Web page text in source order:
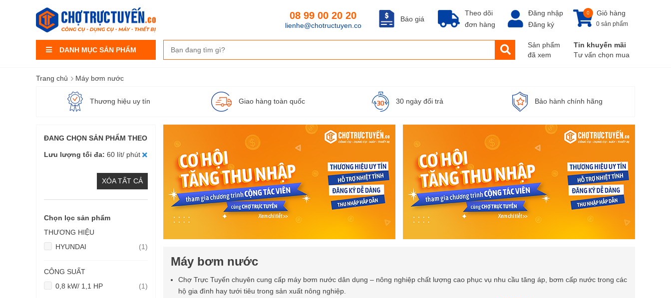
DANH MỤC SẢN PHẨM
Theo dõi
đơn hàng
Báo giá
08 99 00 20 20
lienhe@chotructuyen.co
Đăng nhập
Đăng ký
Giỏ hàng
0
0 sản phẩm
Sản phẩm
đã xem
Tin khuyến mãi
Tư vấn chọn mua
Trang chủ › Máy bơm nước
Thương hiệu uy tín Giao hàng toàn quốc 30 ngày đổi trả Bảo hành chính hãng
Máy bơm nước
Chợ Trực Tuyến chuyên cung cấp máy bơm nước dân dụng – nông nghiệp chất lượng cao phục vụ nhu cầu tăng áp, bơm cấp nước trong các
hộ gia đình hay tưới tiêu trong sản xuất nông nghiệp.
ĐANG CHỌN SẢN PHẨM THEO
Lưu lượng tối đa 60 lít/ phút
XÓA TẤT CẢ
Chọn lọc sản phẩm
THƯƠNG HIỆU
HYUNDAI
1sản
CÔNG SUẤT
0,8 kW/ 1,1 HP
1sản